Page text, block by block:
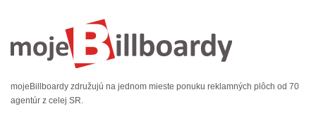
mojeBillboardy združujú na jednom mieste ponuku reklamných plôch od 70
agentúr z celej SR.